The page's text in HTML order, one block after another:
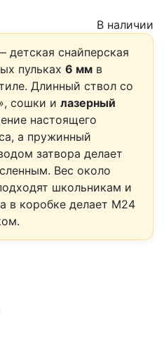
В наличии
детская снайперская
пульках 6 мм в
Длинный ствол со
сошки и лазерный
настоящего
а пружинный
затвора делает
Вес около
школьникам и
в коробке делает M24